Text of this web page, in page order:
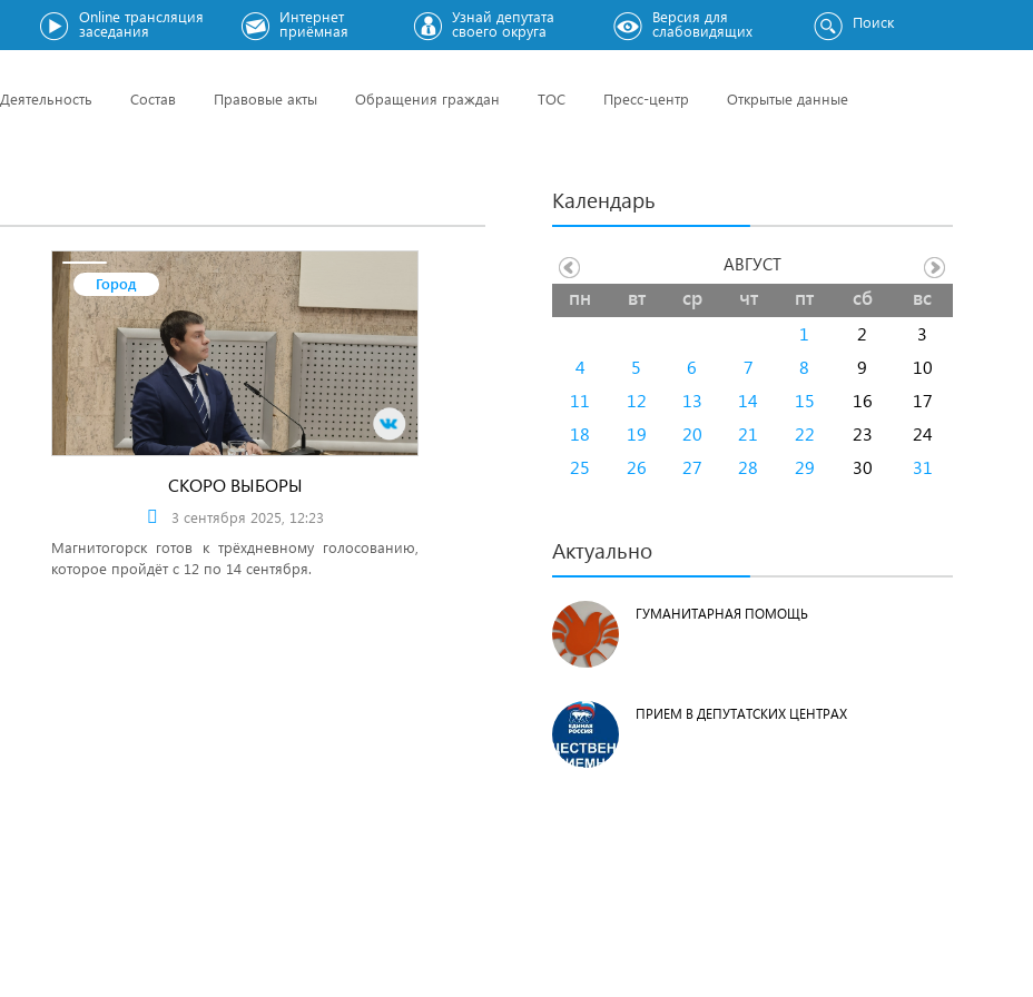
Online трансляция
заседания
Интернет
приёмная
Узнай депутата
своего округа
Версия для
слабовидящих Поиск
Деятельность Состав Правовые акты Обращения граждан ТОС Пресс-центр Открытые данные
Город
СКОРО ВЫБОРЫ
3 сентября 2025, 12:23
Магнитогорск готов к трёхдневному голосованию,
которое пройдёт с 12 по 14 сентября.
Календарь
пн вт ср чт пт сб вс
1 2
3
4
5 6 7 8 9
10
11
12 13 14 15 16
17
18
19 20 21 22 23
24
25
26 27 28 29 30 31
АВГУСТ
Актуально
ГУМАНИТАРНАЯ ПОМОЩЬ
ПРИЕМ В ДЕПУТАТСКИХ ЦЕНТРАХ